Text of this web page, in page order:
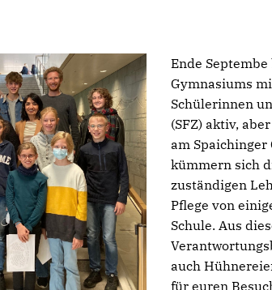
Ende
Gymnasiums
Schülerinnen
(SFZ) aktiv,
am Spaichinger
kümmern sich
zuständigen
Pflege von
Schule. Aus
auch
für euren